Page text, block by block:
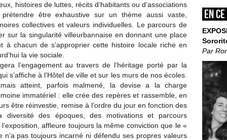
histoires de luttes, récits d’habitants ou d’associations
prétendre être exhaustive sur un thème aussi vaste,
collectives et valeurs individuelles. Le parcours de
sur la singularité villeurbannaise en donnant une place
à chacun de s’approprier cette histoire locale riche en
la vie sociale.
l’engagement au travers de l’héritage porté par la
s’affiche à l’Hôtel de ville et sur les murs de nos écoles.
atteint, parfois malmené, la devise a la charge
immatériel : elle crée des repères et rassemble, en
être réinvestie, remise à l’ordre du jour en fonction des
des époques, des motivations et parcours
affleure toujours la même conviction que le «
pas toujours incarné ni défendu ses propres valeurs
En
Par